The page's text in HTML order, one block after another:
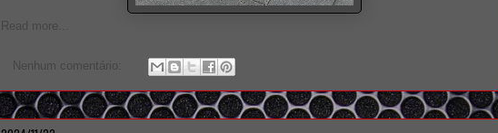
Read more...
Nenhum comentário: